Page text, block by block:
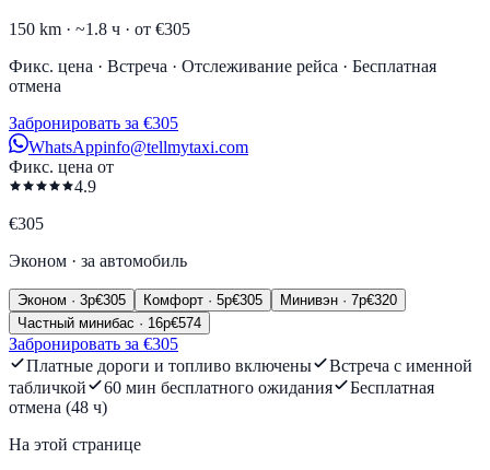
150 km · ~1.8 ч · от €305
Фикс. цена · Встреча · Отслеживание рейса · Бесплатная
отмена
Забронировать за €305
WhatsAppinfo@tellmytaxi.com
Фикс. цена от
4.9
€305
Эконом · за автомобиль
Эконом · 3p€305 Комфорт · 5p€305 Минивэн · 7p€320
Частный минибас · 16p€574
Забронировать за €305
Платные дороги и топливо включены
Встреча с именной
табличкой
60 мин бесплатного ожидания
Бесплатная
отмена (48 ч)
На этой странице